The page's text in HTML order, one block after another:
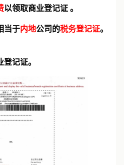
以领取商业登记证 。
当于内地公司的税务登记证。
记证。